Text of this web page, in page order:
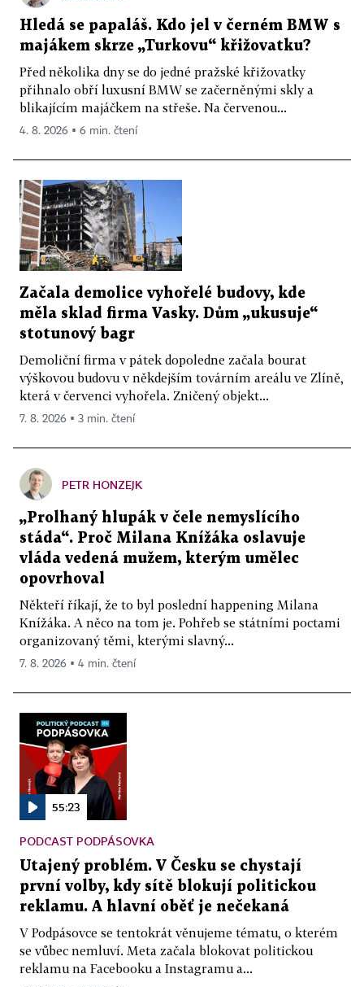
Hledá se papaláš. Kdo jel v černém BMW s
majákem skrze „Turkovu“ křižovatku?
Před několika dny se do jedné pražské křižovatky
přihnalo obří luxusní BMW se začerněnými skly a
blikajícím majáčkem na střeše. Na červenou...
4. 8. 2026 ▪ 6 min. čtení
Začala demolice vyhořelé budovy, kde
měla sklad firma Vasky. Dům „ukusuje“
stotunový bagr
Demoliční firma v pátek dopoledne začala bourat
výškovou budovu v někdejším továrním areálu ve Zlíně,
která v červenci vyhořela. Zničený objekt...
7. 8. 2026 ▪ 3 min. čtení
PETR HONZEJK
„Prolhaný hlupák v čele nemyslícího
stáda“. Proč Milana Knížáka oslavuje
vláda vedená mužem, kterým umělec
opovrhoval
Někteří říkají, že to byl poslední happening Milana
Knížáka. A něco na tom je. Pohřeb se státními poctami
organizovaný těmi, kterými slavný...
7. 8. 2026 ▪ 4 min. čtení
55:23
PODCAST PODPÁSOVKA
Utajený problém. V Česku se chystají
první volby, kdy sítě blokují politickou
reklamu. A hlavní oběť je nečekaná
V Podpásovce se tentokrát věnujeme tématu, o kterém
se vůbec nemluví. Meta začala blokovat politickou
reklamu na Facebooku a Instagramu a...